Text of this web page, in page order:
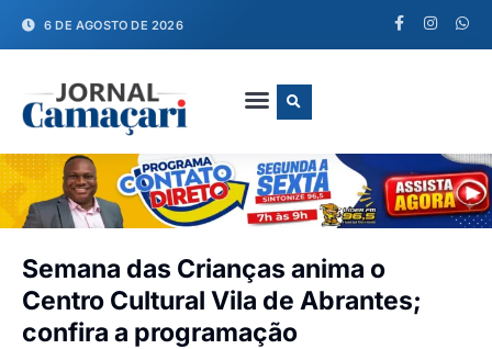
6 DE AGOSTO DE 2026
Semana das Crianças anima o
Centro Cultural Vila de Abrantes;
confira a programação